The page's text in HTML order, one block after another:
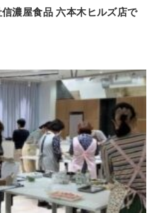
濃屋食品 六本木ヒルズ店で